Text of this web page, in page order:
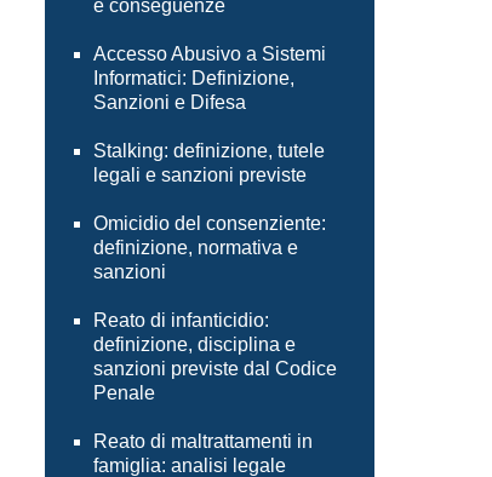
e conseguenze
Accesso Abusivo a Sistemi
Informatici: Definizione,
Sanzioni e Difesa
Stalking: definizione, tutele
legali e sanzioni previste
Omicidio del consenziente:
definizione, normativa e
sanzioni
Reato di infanticidio:
definizione, disciplina e
sanzioni previste dal Codice
Penale
Reato di maltrattamenti in
famiglia: analisi legale